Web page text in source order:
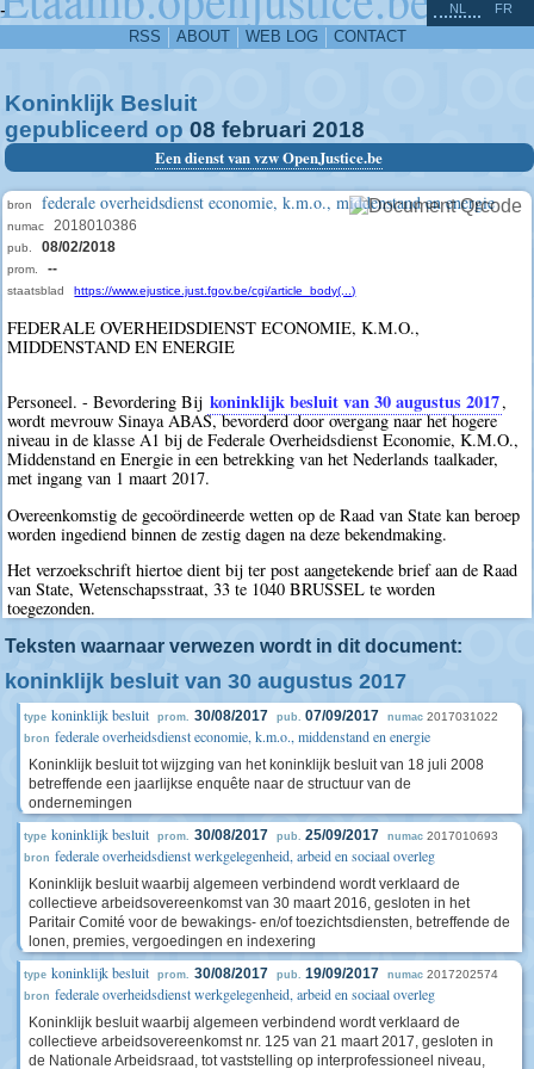
-
RSS ABOUT WEB LOG CONTACT
NL FR
Koninklijk Besluit
gepubliceerd op 08 februari 2018
Een dienst van vzw OpenJustice.be
bron federale overheidsdienst economie, k.m.o., middenstand en energie
numac 2018010386
pub. 08/02/2018
prom. --
staatsblad https://www.ejustice.just.fgov.be/cgi/article_body(...)
FEDERALE OVERHEIDSDIENST ECONOMIE, K.M.O.,
MIDDENSTAND EN ENERGIE
Personeel. - Bevordering Bij koninklijk besluit van 30 augustus 2017,
wordt mevrouw Sinaya ABAS, bevorderd door overgang naar het hogere
niveau in de klasse A1 bij de Federale Overheidsdienst Economie, K.M.O.,
Middenstand en Energie in een betrekking van het Nederlands taalkader,
met ingang van 1 maart 2017.
Overeenkomstig de gecoördineerde wetten op de Raad van State kan beroep
worden ingediend binnen de zestig dagen na deze bekendmaking.
Het verzoekschrift hiertoe dient bij ter post aangetekende brief aan de Raad
van State, Wetenschapsstraat, 33 te 1040 BRUSSEL te worden
toegezonden.
Teksten waarnaar verwezen wordt in dit document:
koninklijk besluit van 30 augustus 2017
type koninklijk besluit prom. 30/08/2017 pub. 07/09/2017 numac 2017031022
bron federale overheidsdienst economie, k.m.o., middenstand en energie
Koninklijk besluit tot wijzging van het koninklijk besluit van 18 juli 2008
betreffende een jaarlijkse enquête naar de structuur van de
ondernemingen
type koninklijk besluit prom. 30/08/2017 pub. 25/09/2017 numac 2017010693
bron federale overheidsdienst werkgelegenheid, arbeid en sociaal overleg
Koninklijk besluit waarbij algemeen verbindend wordt verklaard de
collectieve arbeidsovereenkomst van 30 maart 2016, gesloten in het
Paritair Comité voor de bewakings- en/of toezichtsdiensten, betreffende de
lonen, premies, vergoedingen en indexering
type koninklijk besluit prom. 30/08/2017 pub. 19/09/2017 numac 2017202574
bron federale overheidsdienst werkgelegenheid, arbeid en sociaal overleg
Koninklijk besluit waarbij algemeen verbindend wordt verklaard de
collectieve arbeidsovereenkomst nr. 125 van 21 maart 2017, gesloten in
de Nationale Arbeidsraad, tot vaststelling op interprofessioneel niveau,
^